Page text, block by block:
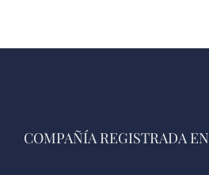
COMPAÑÍA REGISTRADA EN